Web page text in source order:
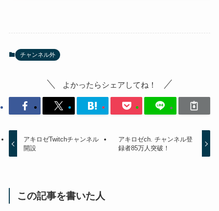
チャンネル外
よかったらシェアしてね！
アキロゼTwitchチャンネル
開設
アキロゼch. チャンネル登
録者85万人突破！
この記事を書いた人